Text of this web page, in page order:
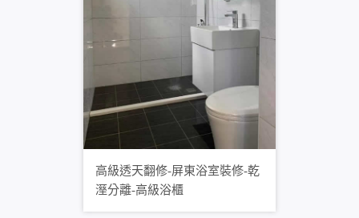
高級透天翻修-屏東浴室裝修-乾
溼分離-高級浴櫃